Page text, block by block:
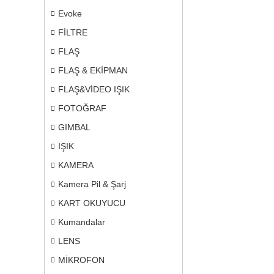
Evoke
FİLTRE
FLAŞ
FLAŞ & EKİPMAN
FLAŞ&VİDEO IŞIK
FOTOĞRAF
GIMBAL
IŞIK
KAMERA
Kamera Pil & Şarj
KART OKUYUCU
Kumandalar
LENS
MİKROFON